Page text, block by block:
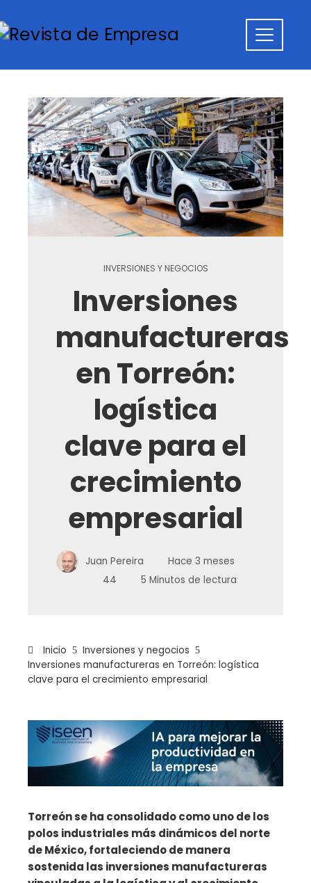
INVERSIONES Y NEGOCIOS
Inversiones
manufactureras
en Torreón:
logística
clave para el
crecimiento
empresarial
Juan Pereira
Hace 3 meses
44
5 Minutos de lectura
Inicio
Inversiones y negocios
Inversiones manufactureras en Torreón: logística
clave para el crecimiento empresarial
Torreón se ha consolidado como uno de los
polos industriales más dinámicos del norte
de México, fortaleciendo de manera
sostenida las inversiones manufactureras